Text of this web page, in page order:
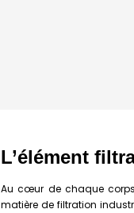
L’élément
Au cœur de chaque
matière de filtration